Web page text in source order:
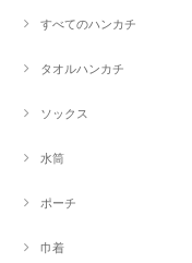
すべてのハンカチ
タオルハンカチ
ソックス
水筒
ポーチ
巾着